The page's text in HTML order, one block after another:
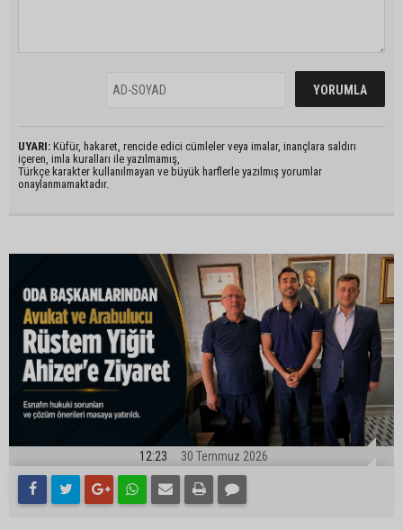
UYARI: Küfür, hakaret, rencide edici cümleler veya imalar, inançlara saldırı
içeren, imla kuralları ile yazılmamış,
Türkçe karakter kullanılmayan ve büyük harflerle yazılmış yorumlar
onaylanmamaktadır.
12:23 30 Temmuz 2026